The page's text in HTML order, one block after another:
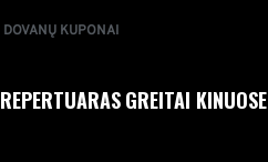
DOVANŲ KUPONAI
REPERTUARASGREITAI KINUOSE